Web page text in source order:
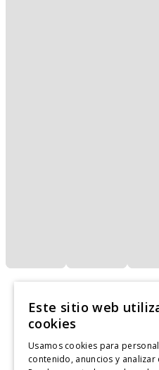
Legal
Este sitio web
cookies
Usamos cookies para
contenido, anuncios y analizar